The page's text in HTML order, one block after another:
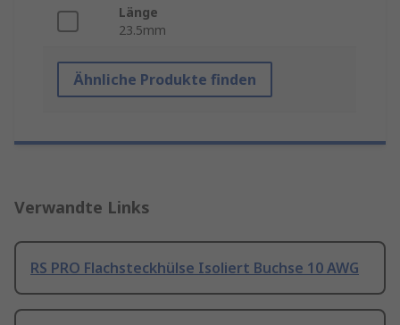
Länge
23.5mm
Ähnliche Produkte finden
Verwandte Links
RS PRO Flachsteckhülse Isoliert Buchse 10 AWG